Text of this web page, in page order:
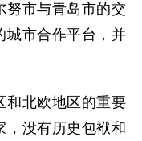
努市与青岛市的交
城市合作平台，并
北欧地区的重要
，没有历史包袱和